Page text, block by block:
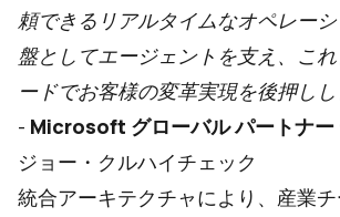
頼できるリアルタイムなオペレー
盤としてエージェントを支え、こ
ードでお客様の変革実現を後押しし
- Microsoft グローバル パートナ
ジョー・クルハイチェック
統合アーキテクチャにより、産業